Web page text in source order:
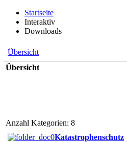
Startseite
Interaktiv
Downloads
Übersicht
Übersicht
Anzahl Kategorien: 8
Katastrophenschutz